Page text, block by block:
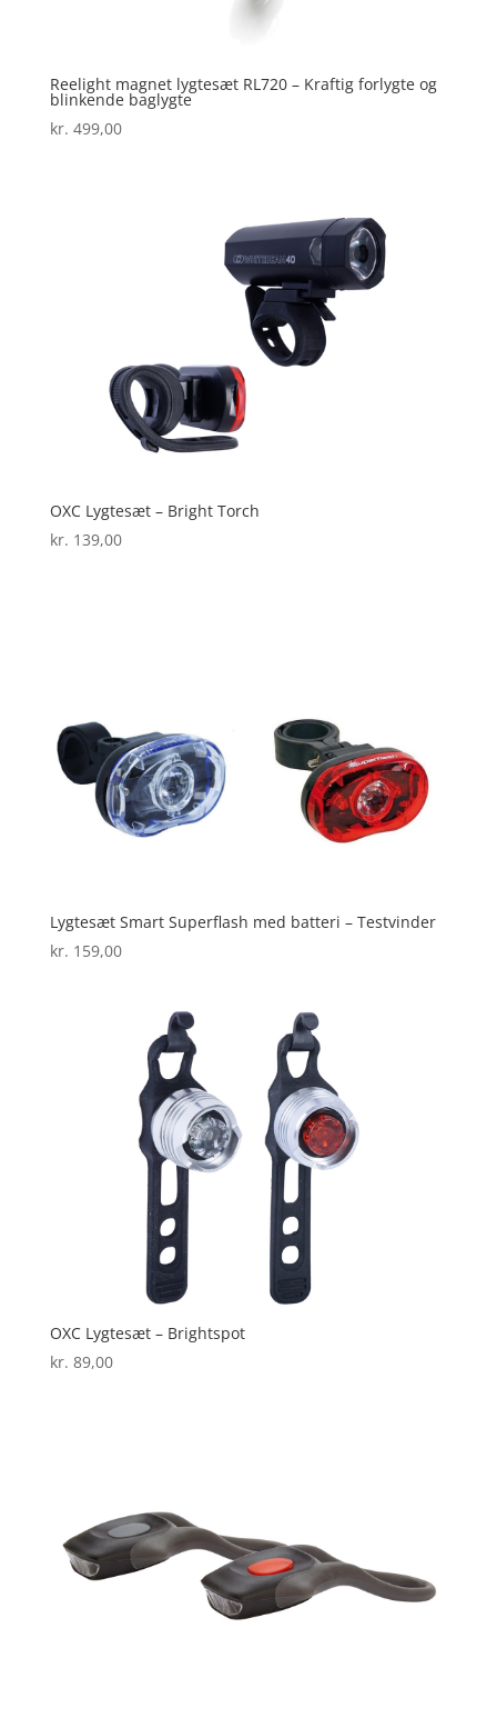
Reelight magnet lygtesæt RL720 – Kraftig forlygte og
blinkende baglygte
kr. 499,00
OXC Lygtesæt – Bright Torch
kr. 139,00
Lygtesæt Smart Superflash med batteri – Testvinder
kr. 159,00
OXC Lygtesæt – Brightspot
kr. 89,00